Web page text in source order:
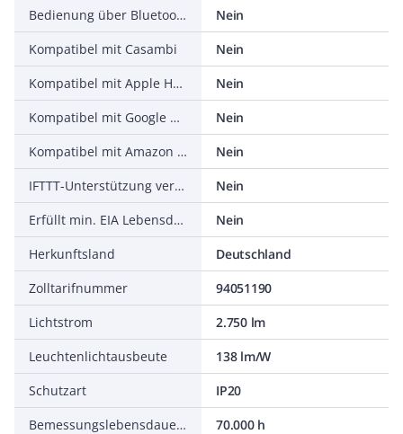
Bedienung über Bluetooth
Nein
Kompatibel mit Casambi
Nein
Kompatibel mit Apple HomeKit
Nein
Kompatibel mit Google Assistant
Nein
Kompatibel mit Amazon Alexa
Nein
IFTTT-Unterstützung verfügbar
Nein
Erfüllt min. EIA Lebensdauerkriterium L90 (bei 50.000 h bei tq = 25 °C)
Nein
Herkunftsland
Deutschland
Zolltarifnummer
94051190
Lichtstrom
2.750 lm
Leuchtenlichtausbeute
138 lm/W
Schutzart
IP20
Bemessungslebensdauer L80/B10 bei 25 °C
70.000 h